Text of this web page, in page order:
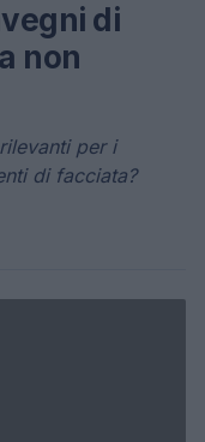
di
non
per i
di facciata?